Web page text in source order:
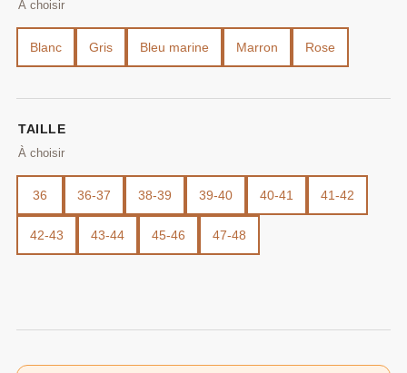
Blanc Gris Bleu marine Marron Rose
TAILLE
36 36-37 38-39 39-40 40-41 41-42
42-43 43-44 45-46 47-48